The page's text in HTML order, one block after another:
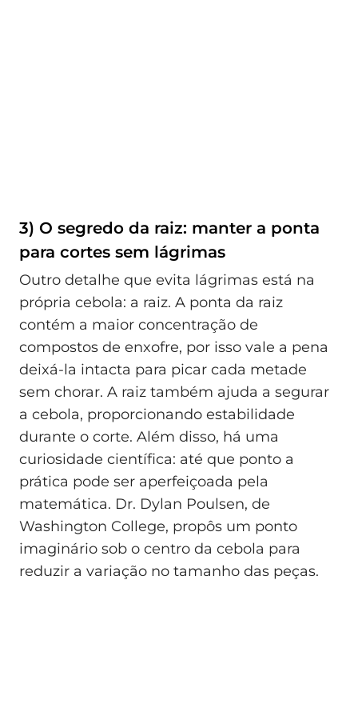
3) O segredo da raiz: manter a ponta
para cortes sem lágrimas
Outro detalhe que evita lágrimas está na
própria cebola: a raiz. A ponta da raiz
contém a maior concentração de
compostos de enxofre, por isso vale a pena
deixá-la intacta para picar cada metade
sem chorar. A raiz também ajuda a segurar
a cebola, proporcionando estabilidade
durante o corte. Além disso, há uma
curiosidade científica: até que ponto a
prática pode ser aperfeiçoada pela
matemática. Dr. Dylan Poulsen, de
Washington College, propôs um ponto
imaginário sob o centro da cebola para
reduzir a variação no tamanho das peças.